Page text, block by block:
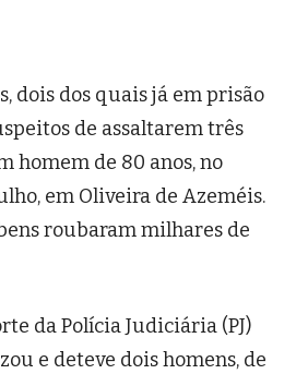
dois dos quais já em prisão
de assaltarem três
homem de 80 anos, no
em Oliveira de Azeméis.
roubaram milhares de
da Polícia Judiciária (PJ)
e deteve dois homens, de